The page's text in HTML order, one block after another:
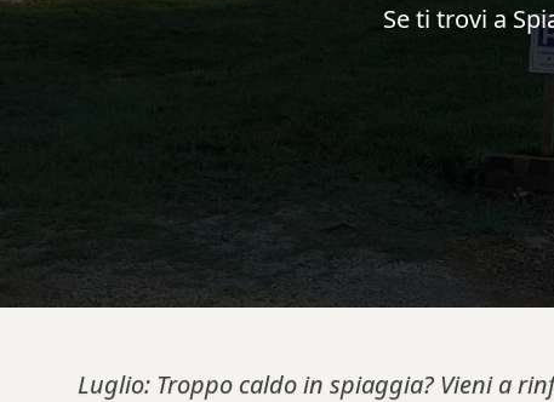
Se ti trovi a
Luglio: Troppo caldo in spiaggia? Vieni a